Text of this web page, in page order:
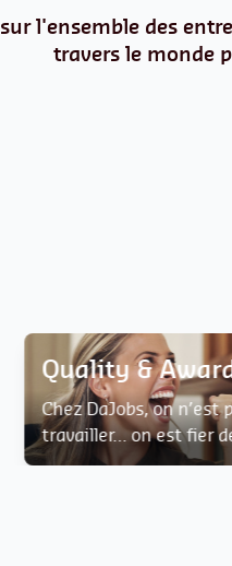
sur l'ensemble des
travers le monde
Quality &
Chez DaJobs, on
travailler… on est fier